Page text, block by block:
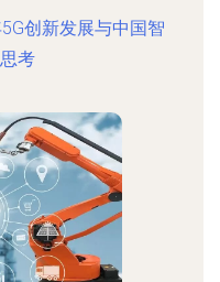
创新发展与中国智
考